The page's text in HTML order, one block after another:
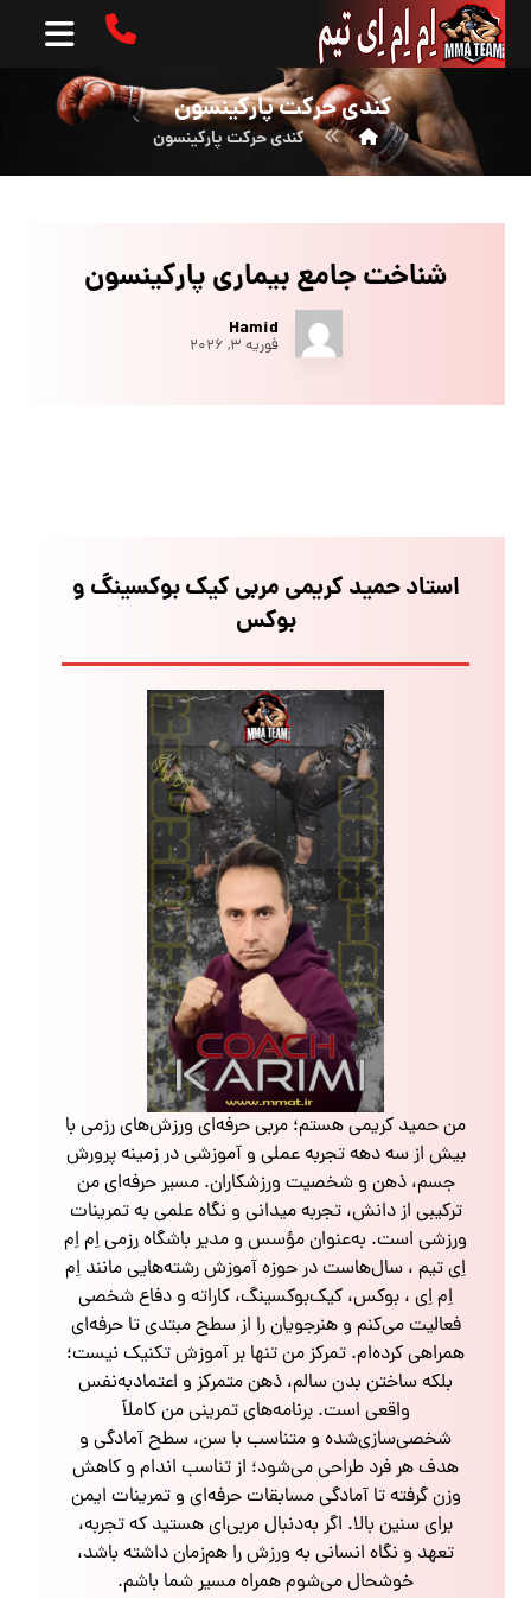
کندی حرکت پارکینسون
کندی حرکت پارکینسون
شناخت جامع بیماری پارکینسون
Hamid
فوریه ۳, ۲۰۲۶
استاد حمید کریمی مربی کیک بوکسینگ و
بوکس
من حمید کریمی هستم؛ مربی حرفه‌ای ورزش‌های رزمی با
بیش از سه دهه تجربه عملی و آموزشی در زمینه پرورش
جسم، ذهن و شخصیت ورزشکاران. مسیر حرفه‌ای من
ترکیبی از دانش، تجربه میدانی و نگاه علمی به تمرینات
ورزشی است. به‌عنوان مؤسس و مدیر باشگاه رزمی اِم اِم
اِی تیم ، سال‌هاست در حوزه آموزش رشته‌هایی مانند اِم
اِم اِی ، بوکس، کیک‌بوکسینگ، کاراته و دفاع شخصی
فعالیت می‌کنم و هنرجویان را از سطح مبتدی تا حرفه‌ای
همراهی کرده‌ام. تمرکز من تنها بر آموزش تکنیک نیست؛
بلکه ساختن بدن سالم، ذهن متمرکز و اعتمادبه‌نفس
واقعی است. برنامه‌های تمرینی من کاملاً
شخصی‌سازی‌شده و متناسب با سن، سطح آمادگی و
هدف هر فرد طراحی می‌شود؛ از تناسب اندام و کاهش
وزن گرفته تا آمادگی مسابقات حرفه‌ای و تمرینات ایمن
برای سنین بالا. اگر به‌دنبال مربی‌ای هستید که تجربه،
تعهد و نگاه انسانی به ورزش را هم‌زمان داشته باشد،
خوشحال می‌شوم همراه مسیر شما باشم.